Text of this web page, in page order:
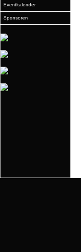
Eventkalender
Sponsoren